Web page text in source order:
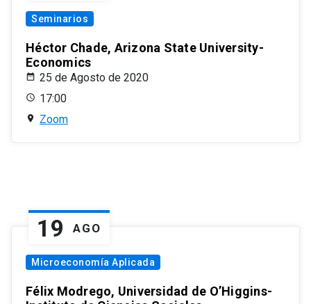
Seminarios
Héctor Chade, Arizona State University-
Economics
25 de Agosto de 2020
17:00
Zoom
19 AGO
Microeconomía Aplicada
Félix Modrego, Universidad de O’Higgins-